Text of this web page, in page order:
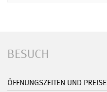
BESUCH
ÖFFNUNGSZEITEN UND PREISE